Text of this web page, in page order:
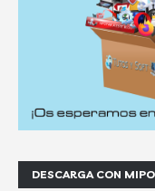
DESCARGA CON